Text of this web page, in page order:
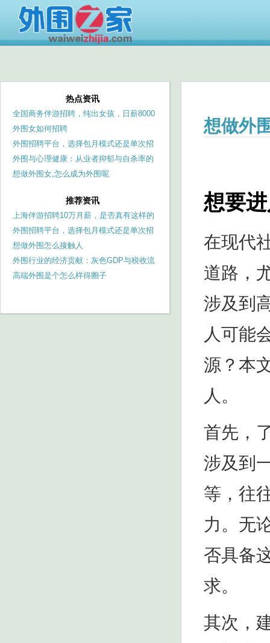
想做外
想要
在现代
道路，
涉及到
人可能
源？本
人。
首先，
涉及到
等，往
力。无
否具备
求。
其次，
热点资讯
全国商务伴游招聘，纯出女孩，日薪8000
起
外围女如何招聘
外围招聘平台，选择包月模式还是单次招
聘？
外围与心理健康：从业者抑郁与自杀率的
调查
想做外围女,怎么成为外围呢
推荐资讯
上海伴游招聘10万月薪，是否真有这样的
机会？
外围招聘平台，选择包月模式还是单次招
聘？
想做外围怎么接触人
外围行业的经济贡献：灰色GDP与税收流
失争议
高端外围是个怎么样得圈子